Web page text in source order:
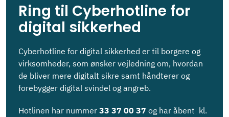
Ring til Cyberhotline for
digital sikkerhed
Cyberhotline for digital sikkerhed er til borgere og
virksomheder, som ønsker vejledning om, hvordan
de bliver mere digitalt sikre samt håndterer og
forebygger digital svindel og angreb.
Hotlinen har nummer 33 37 00 37 og har åbent kl.